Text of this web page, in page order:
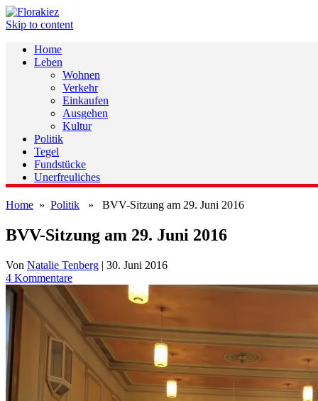
Skip to content
Home
Leben
Wohnen
Verkehr
Einkaufen
Ausgehen
Kultur
Politik
Tegel
Fundstücke
Unerfreuliches
Home » Politik » BVV-Sitzung am 29. Juni 2016
BVV-Sitzung am 29. Juni 2016
Von Natalie Tenberg | 30. Juni 2016
4 Kommentare